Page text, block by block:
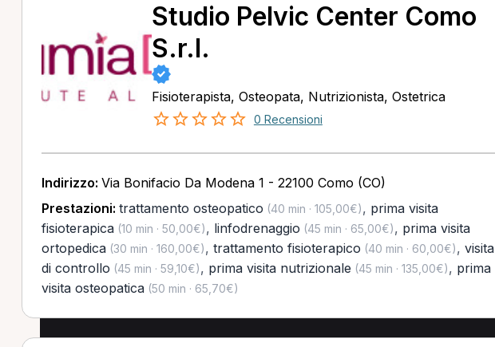
Studio Pelvic Center Como
S.r.l.
Fisioterapista, Osteopata, Nutrizionista, Ostetrica
0 Recensioni
Indirizzo: Via Bonifacio Da Modena 1 - 22100 Como (CO)
Prestazioni: trattamento osteopatico (40 min · 105,00€), prima visita
fisioterapica(10 min · 50,00€), linfodrenaggio (45 min · 65,00€), prima visita
ortopedica(30 min · 160,00€), trattamento fisioterapico (40 min · 60,00€), visita
di controllo (45 min · 59,10€), prima visita nutrizionale (45 min · 135,00€), prima
visita osteopatica(50 min · 65,70€)